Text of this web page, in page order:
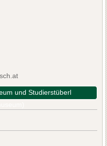
und Studierstüberl